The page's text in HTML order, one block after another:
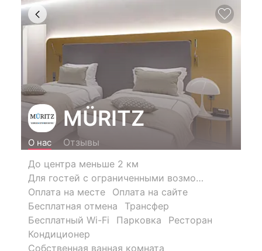
MÜRITZ
О нас
Отзывы
До центра меньше 2 км
Для гостей с ограниченными возможностями
Оплата на месте
Оплата на сайте
Бесплатная отмена
Трансфер
Бесплатный Wi-Fi
Парковка
Ресторан
Кондиционер
Собственная ванная комната